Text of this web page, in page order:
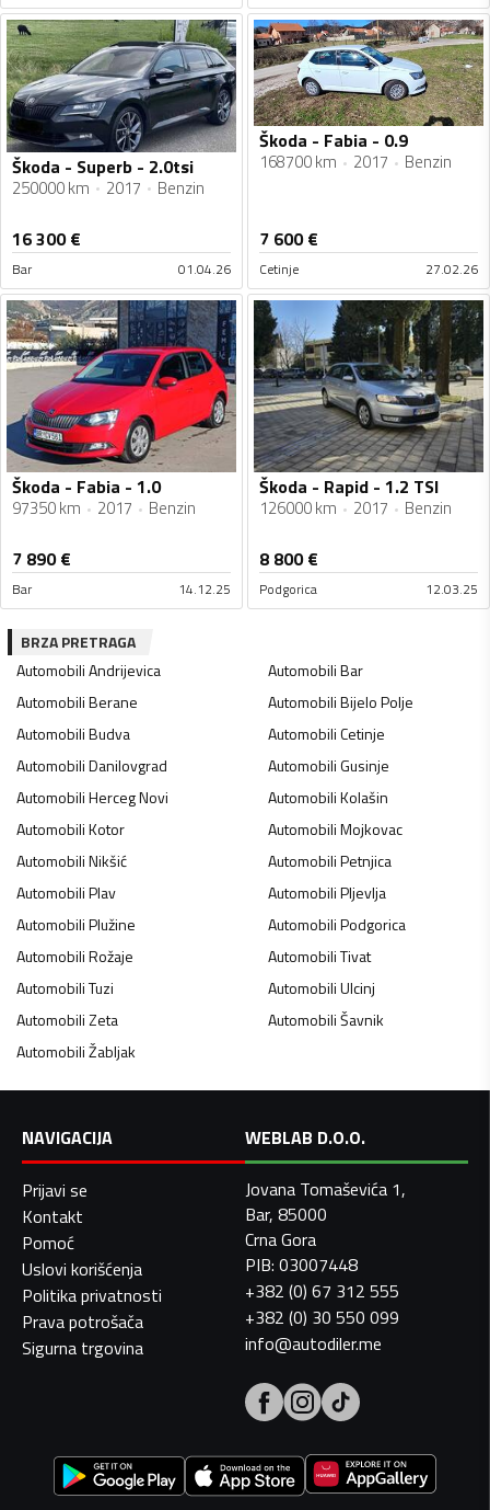
Škoda - Superb - 2.0tsi
250000 km 2017 Benzin
16 300€
Bar 01.04.26
Škoda - Fabia - 0.9
168700 km 2017 Benzin
7 600€
Cetinje 27.02.26
Škoda - Fabia - 1.0
97350 km 2017 Benzin
7 890€
Bar 14.12.25
Škoda - Rapid - 1.2 TSI
126000 km 2017 Benzin
8 800€
Podgorica 12.03.25
BRZA PRETRAGA
AutomobiliAndrijevica AutomobiliBar
AutomobiliBerane AutomobiliBijelo Polje
AutomobiliBudva AutomobiliCetinje
AutomobiliDanilovgrad AutomobiliGusinje
AutomobiliHerceg Novi AutomobiliKolašin
AutomobiliKotor AutomobiliMojkovac
AutomobiliNikšić AutomobiliPetnjica
AutomobiliPlav AutomobiliPljevlja
AutomobiliPlužine AutomobiliPodgorica
AutomobiliRožaje AutomobiliTivat
AutomobiliTuzi AutomobiliUlcinj
AutomobiliZeta AutomobiliŠavnik
AutomobiliŽabljak
NAVIGACIJA
Prijavi se
Kontakt
Pomoć
Uslovi korišćenja
Politika privatnosti
Prava potrošača
Sigurna trgovina
WEBLAB D.O.O.
Jovana Tomaševića 1,
Bar, 85000
Crna Gora
PIB: 03007448
+382 (0) 67 312 555
+382 (0) 30 550 099
info@autodiler.me